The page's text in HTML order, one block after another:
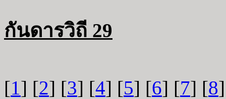
กันดารวิถี 29
[1] [2] [3] [4] [5] [6] [7] [8